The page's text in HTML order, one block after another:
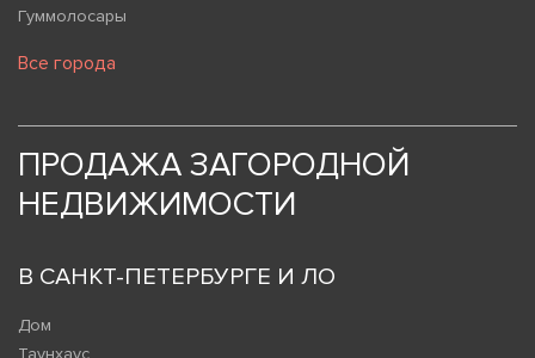
Гуммолосары
Все города
ПРОДАЖА ЗАГОРОДНОЙ
НЕДВИЖИМОСТИ
В САНКТ-ПЕТЕРБУРГЕ И ЛО
Дом